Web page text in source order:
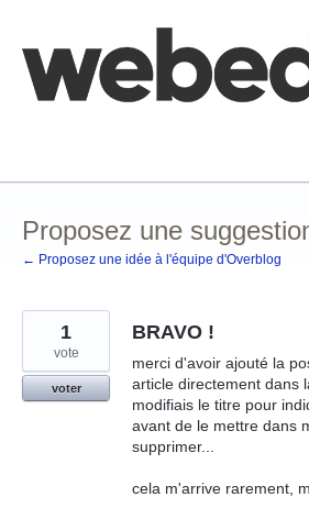
contenu
Proposez une
← Proposez une idée à l'équipe d'Overblog
BRAVO !
merci d'avoir ajouté la
article directement dans
modifiais le titre pour
avant de le mettre dans
supprimer...
cela m'arrive rarement,
1
vote
voter